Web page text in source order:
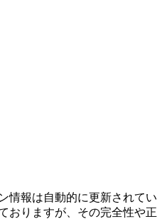
情報は自動的に更新されてい
おりますが、その完全性や正